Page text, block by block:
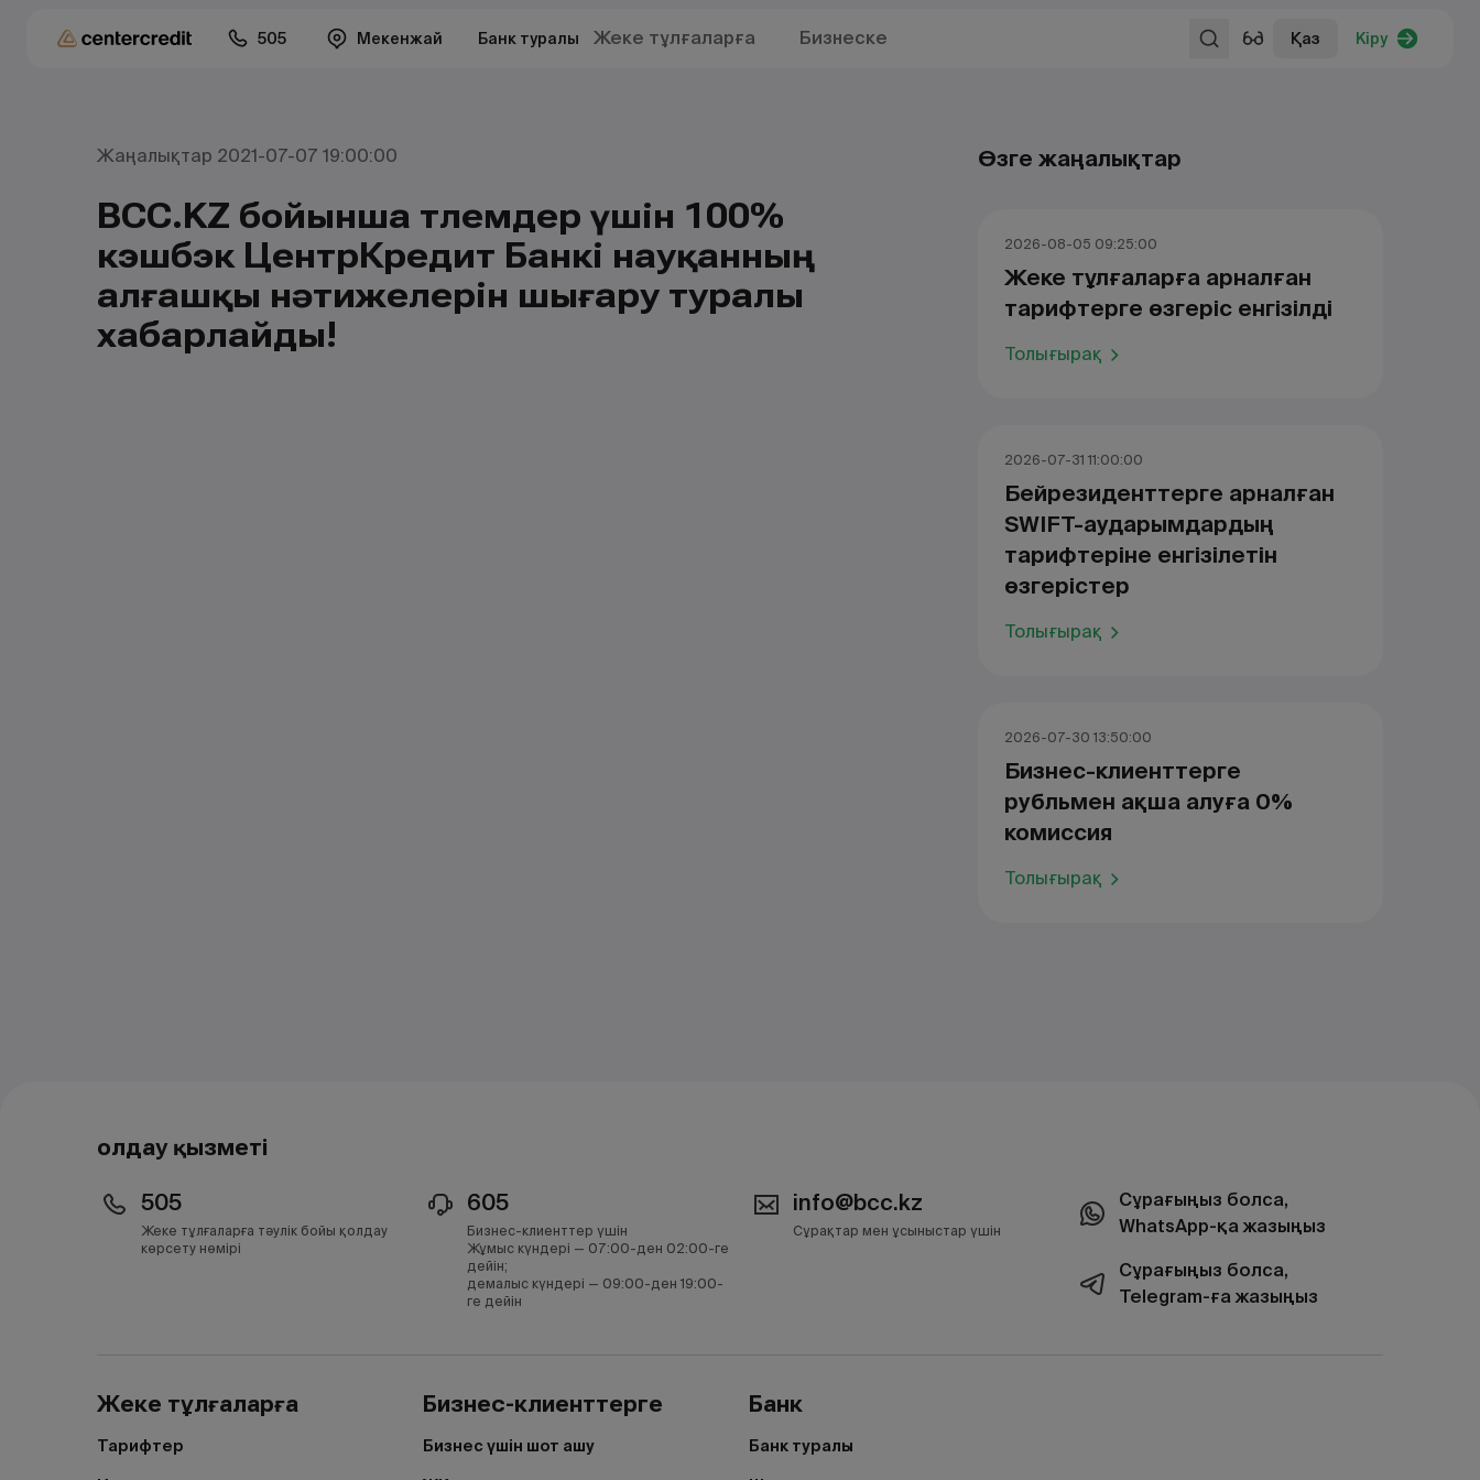
505 Мекенжай Банк туралы Жеке тұлғаларға Бизнеске Қаз Кіру
Жаңалықтар 2021-07-07 19:00:00
BCC.KZ бойынша төлемдер үшін 100%
кэшбэк ЦентрКредит Банкі науқанның
алғашқы нәтижелерін шығару туралы
хабарлайды!
Өзге жаңалықтар
2026-08-05 09:25:00
Жеке тұлғаларға арналған
тарифтерге өзгеріс енгізілді
Толығырақ
2026-07-31 11:00:00
Бейрезиденттерге арналған
SWIFT-аударымдардың
тарифтеріне енгізілетін
өзгерістер
Толығырақ
2026-07-30 13:50:00
Бизнес-клиенттерге
рубльмен ақша алуға 0%
комиссия
Толығырақ
Қолдау қызметі
505
Жеке тұлғаларға тәулік бойы қолдау
көрсету нөмірі
605
Бизнес-клиенттер үшін
Жұмыс күндері — 07:00-ден 02:00-ге
дейін;
демалыс күндері — 09:00-ден 19:00-
ге дейін
info@bcc.kz
Сұрақтар мен ұсыныстар үшін
Сұрағыңыз болса,
WhatsApp-қа жазыңыз
Сұрағыңыз болса,
Telegram-ға жазыңыз
Жеке тұлғаларға
Тарифтер
Бизнес-клиенттерге
Бизнес үшін шот ашу
Банк
Банк туралы